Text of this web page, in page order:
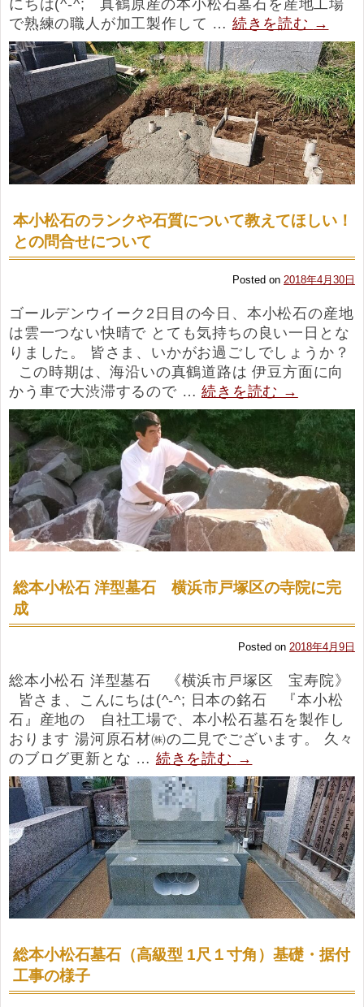
にちは(^-^; 真鶴原産の本小松石墓石を産地工場
で熟練の職人が加工製作して … 続きを読む →
本小松石のランクや石質について教えてほしい！
との問合せについて
Posted on 2018年4月30日
ゴールデンウイーク2日目の今日、本小松石の産地
は雲一つない快晴で とても気持ちの良い一日とな
りました。 皆さま、いかがお過ごしでしょうか？
この時期は、海沿いの真鶴道路は 伊豆方面に向
かう車で大渋滞するので …続きを読む →
総本小松石 洋型墓石 横浜市戸塚区の寺院に完
成
Posted on 2018年4月9日
総本小松石 洋型墓石 《横浜市戸塚区 宝寿院》
皆さま、こんにちは(^-^; 日本の銘石 『本小松
石』産地の 自社工場で、本小松石墓石を製作し
おります 湯河原石材㈱の二見でございます。 久々
のブログ更新とな … 続きを読む →
総本小松石墓石（高級型 1尺１寸角）基礎・据付
工事の様子